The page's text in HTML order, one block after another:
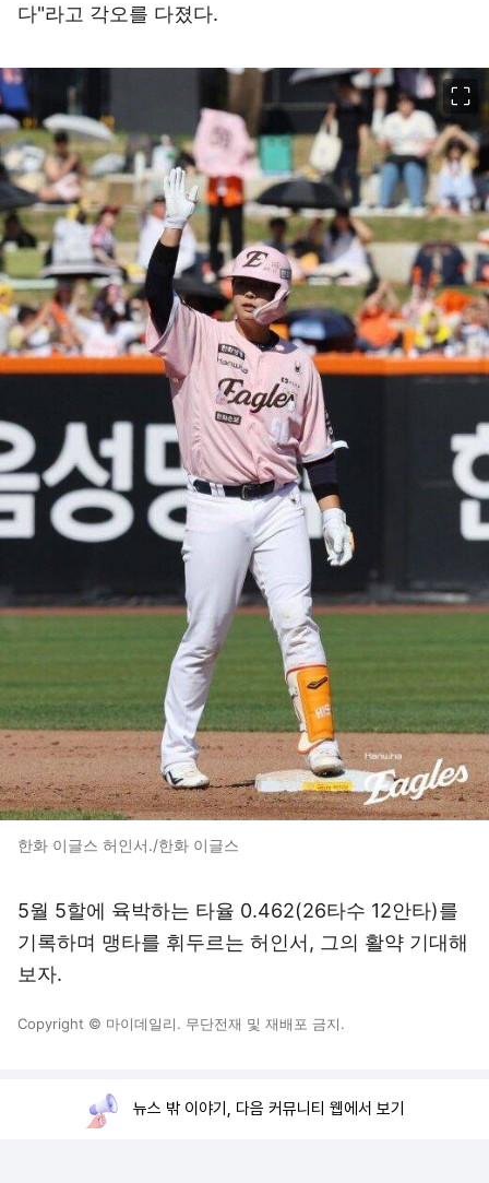
다"라고 각오를 다졌다.
한화 이글스 허인서./한화 이글스
5월 5할에 육박하는 타율 0.462(26타수 12안타)를
기록하며 맹타를 휘두르는 허인서, 그의 활약 기대해
보자.
Copyright © 마이데일리. 무단전재 및 재배포 금지.
뉴스 밖 이야기, 다음 커뮤니티 웹에서 보기